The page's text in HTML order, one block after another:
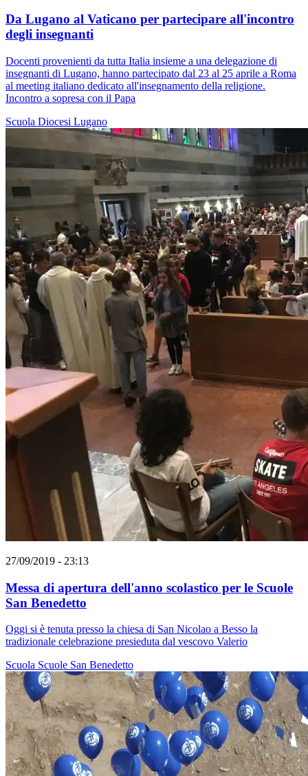
Da Lugano al Vaticano per partecipare all'incontro
degli insegnanti
Docenti provenienti da tutta Italia insieme a una delegazione di
insegnanti di Lugano, hanno partecipato dal 23 al 25 aprile a Roma
al meeting italiano dedicato all'insegnamento della religione.
Incontro a sopresa con il Papa
Scuola Diocesi Lugano
27/09/2019 - 23:13
Messa di apertura dell'anno scolastico per le Scuole
San Benedetto
Oggi si è tenuta presso la chiesa di San Nicolao a Besso la
tradizionale celebrazione presieduta dal vescovo Valerio
Scuola Scuole San Benedetto